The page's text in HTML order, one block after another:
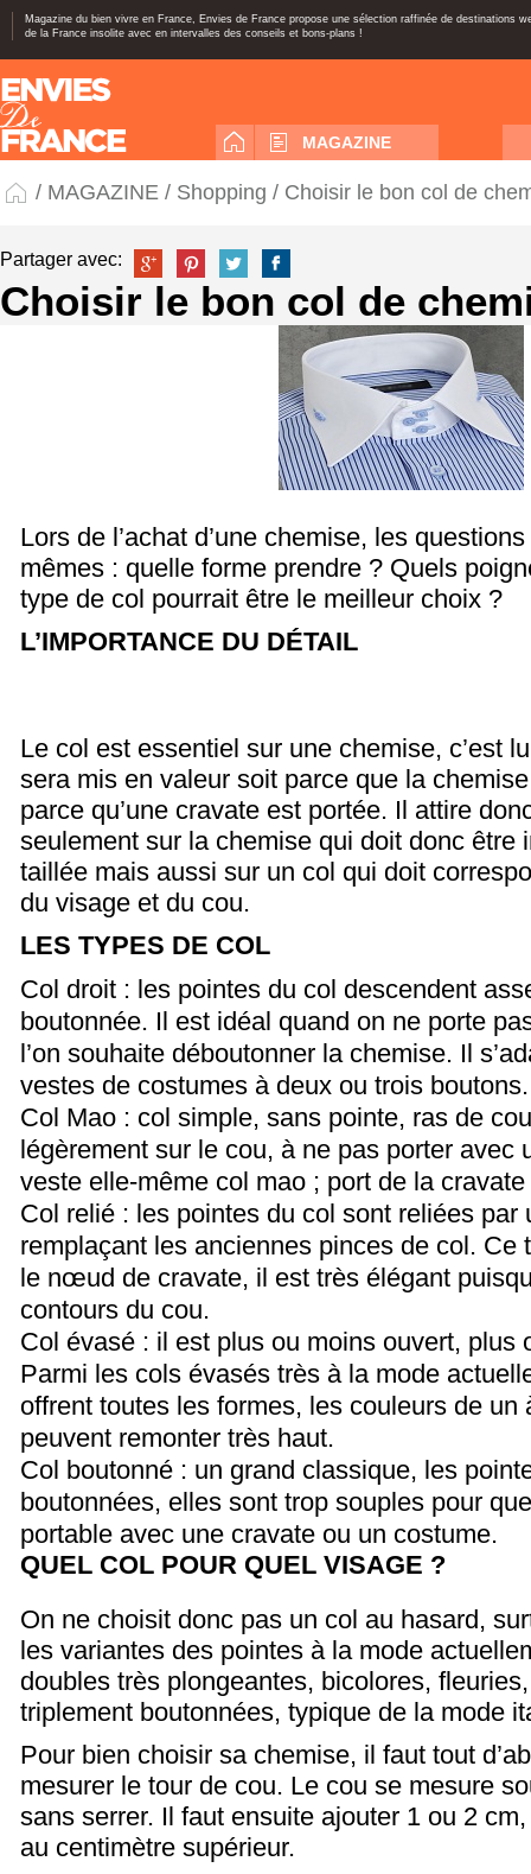
Magazine du bien vivre en France, Envies de France propose une sélection raffinée de destinations
de la France insolite avec en intervalles des conseils et bons-plans !
MAGAZINE
/ MAGAZINE / Shopping / Choisir le bon col de
Partager avec:
Choisir le bon col de
Lors de l’achat d’une chemise, les
mêmes : quelle forme prendre ? Quels
type de col pourrait être le meilleur choix ?
L’IMPORTANCE DU DÉTAIL
Le col est essentiel sur une chemise, c’est
sera mis en valeur soit parce que la
parce qu’une cravate est portée. Il attire
seulement sur la chemise qui doit donc être
taillée mais aussi sur un col qui doit
du visage et du cou.
LES TYPES DE COL
Col droit : les pointes du col descendent
boutonnée. Il est idéal quand on ne porte
l’on souhaite déboutonner la chemise. Il
vestes de costumes à deux ou trois boutons.
Col Mao : col simple, sans pointe, ras de
légèrement sur le cou, à ne pas porter avec
veste elle-même col mao ; port de la
Col relié : les pointes du col sont reliées par
remplaçant les anciennes pinces de col. Ce
le nœud de cravate, il est très élégant
contours du cou.
Col évasé : il est plus ou moins ouvert, plus
Parmi les cols évasés très à la mode
offrent toutes les formes, les couleurs de un
peuvent remonter très haut.
Col boutonné : un grand classique, les
boutonnées, elles sont trop souples pour
portable avec une cravate ou un costume.
QUEL COL POUR QUEL VISAGE ?
On ne choisit donc pas un col au hasard,
les variantes des pointes à la mode
doubles très plongeantes, bicolores,
triplement boutonnées, typique de la mode
Pour bien choisir sa chemise, il faut tout
mesurer le tour de cou. Le cou se mesure
sans serrer. Il faut ensuite ajouter 1 ou 2
au centimètre supérieur.